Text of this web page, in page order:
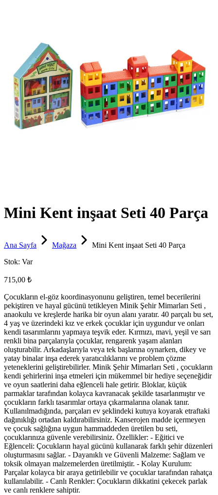
Mini Kent inşaat Seti 40 Parça
Ana Sayfa Mağaza
Mini Kent inşaat Seti 40 Parça
Stok: Var
715,00 ₺
Çocukların el-göz koordinasyonunu geliştiren, temel becerilerini
pekiştiren ve hayal gücünü tetikleyen Minik Şehir Mimarları Seti ,
anaokulu ve kreşlerde harika bir oyun alanı yaratır. 40 parçalı bu set,
4 yaş ve üzerindeki kız ve erkek çocuklar için uygundur ve onları
kendi tasarımlarını yapmaya teşvik eder. Kırmızı, mavi, yeşil ve sarı
renkli bina parçalarıyla çocuklar, rengarenk yaşam alanları
oluşturabilir. Arkadaşlarıyla veya tek başlarına oynarken, dikey ve
yatay binalar inşa ederek yaratıcılıklarını ve problem çözme
yeteneklerini geliştirebilirler. Minik Şehir Mimarları Seti , çocukların
kendi şehirlerini inşa etmeleri için mükemmel bir hediye seçeneğidir
ve oyun saatlerini daha eğlenceli hale getirir. Bloklar, küçük
parmaklar tarafından kolayca kavranacak şekilde tasarlanmıştır ve
çocukların farklı tasarımlar ortaya çıkarmalarına olanak tanır.
Kullanılmadığında, parçaları ev şeklindeki kutuya koyarak etraftaki
dağınıklığı ortadan kaldırabilirsiniz. Kanserojen madde içermeyen
ve çocuk sağlığına uygun hammaddeden üretilen bu seti,
çocuklarınıza güvenle verebilirsiniz. Özellikler: - Eğitici ve
Eğlenceli: Çocukların hayal gücünü kullanarak farklı şehir düzenleri
oluşturmasını sağlar. - Dayanıklı ve Güvenli Malzeme: Sağlam ve
toksik olmayan malzemelerden üretilmiştir. - Kolay Kurulum:
Parçalar kolayca bir araya getirilebilir ve çocuklar tarafından rahatça
kullanılabilir. - Canlı Renkler: Çocukların dikkatini çekecek parlak
ve canlı renklere sahiptir.